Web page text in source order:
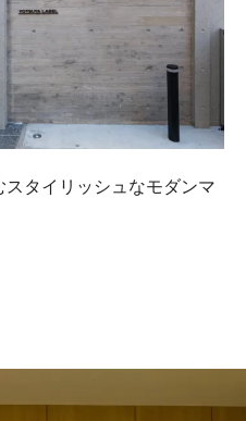
スタイリッシュなモダンマ